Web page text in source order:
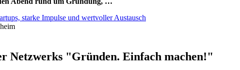
starke Impulse und wertvoller Austausch
Netzwerks "Gründen. Einfach machen!"